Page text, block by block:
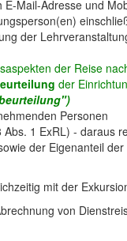
Mail-Adresse und
der
der Reise
der
Personen
1 ExRL) - daraus
der Eigenanteil
mit der
von